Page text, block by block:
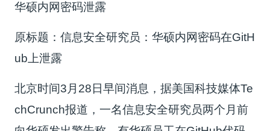
华硕内网密码泄露
原标题：信息安全研究员：华硕内网密码在GitH
ub上泄露
北京时间3月28日早间消息，据美国科技媒体Te
chCrunch报道，一名信息安全研究员两个月前